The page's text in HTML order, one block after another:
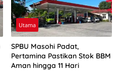
Utama
SPBU Masohi Padat,
Pertamina Pastikan Stok BBM
Aman hingga 11 Hari